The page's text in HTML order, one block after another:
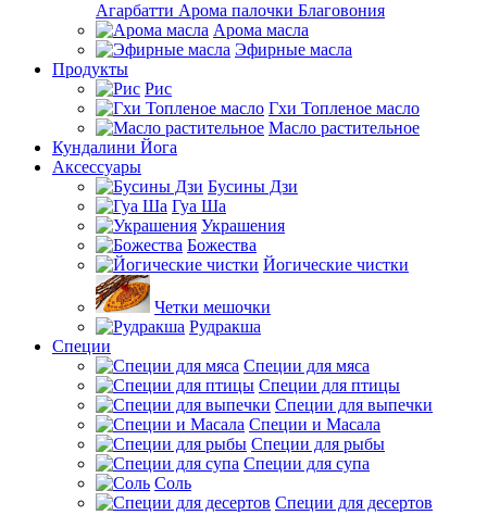
Агарбатти Арома палочки Благовония
Арома масла
Эфирные масла
Продукты
Рис
Гхи Топленое масло
Масло растительное
Кундалини Йога
Аксессуары
Бусины Дзи
Гуа Ша
Украшения
Божества
Йогические чистки
Четки мешочки
Рудракша
Специи
Специи для мяса
Специи для птицы
Специи для выпечки
Специи и Масала
Специи для рыбы
Специи для супа
Соль
Специи для десертов